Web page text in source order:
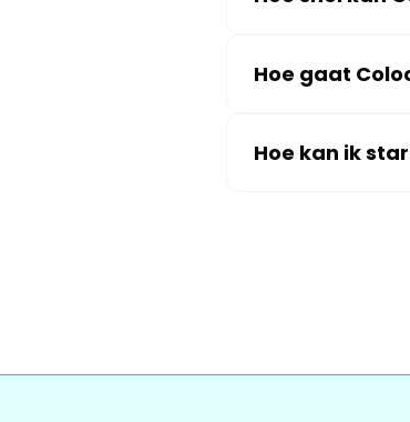
Hoe gaat
Hoe kan ik